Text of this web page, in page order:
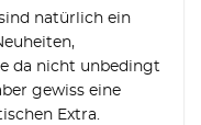
natürlich ein
da nicht unbedingt
gewiss eine
Extra.